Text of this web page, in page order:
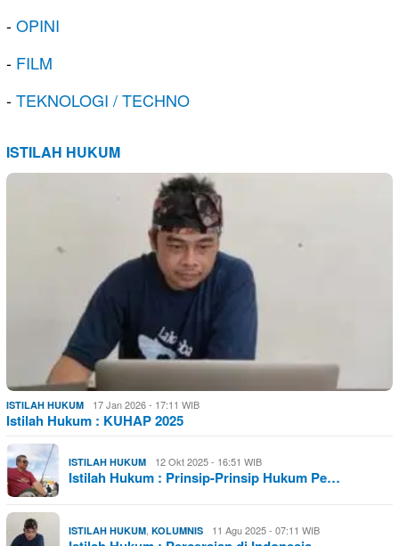
-OPINI
- FILM
-TEKNOLOGI / TECHNO
ISTILAH HUKUM
ISTILAH HUKUM 17 Jan 2026 - 17:11 WIB
Istilah Hukum : KUHAP 2025
ISTILAH HUKUM 12 Okt 2025 - 16:51 WIB
Istilah Hukum : Prinsip-Prinsip Hukum Pe…
ISTILAH HUKUM, KOLUMNIS 11 Agu 2025 - 07:11 WIB